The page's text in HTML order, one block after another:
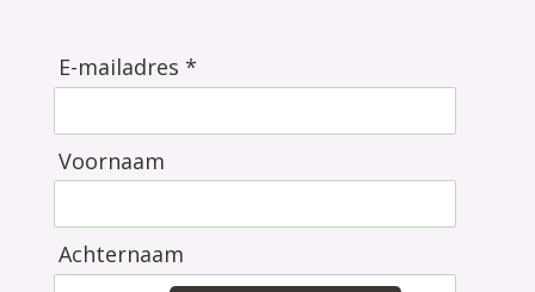
E-mailadres *
Voornaam
Achternaam